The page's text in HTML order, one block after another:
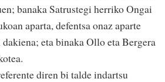
banaka Satrustegi herriko Ongai
aparta, defentsa onaz aparte
eta binaka Ollo eta Bergera
diren bi talde indartsu